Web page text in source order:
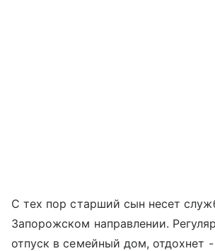
С тех пор старший сын несет
Запорожском направлении.
отпуск в семейный дом, отдохнет -